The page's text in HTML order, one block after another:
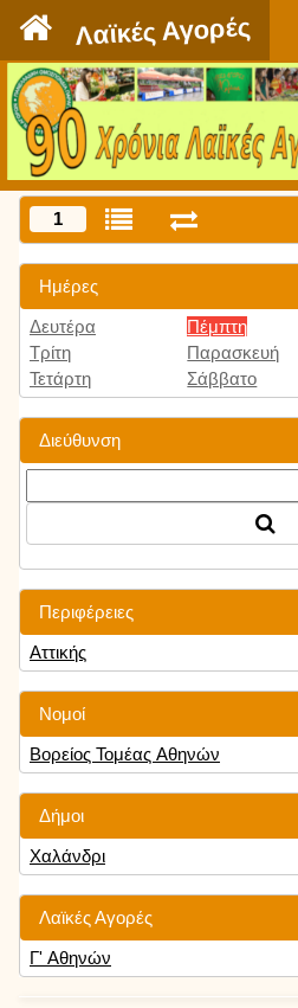
Λαϊκές Αγορές
1
Ημέρες
Δευτέρα
Τρίτη
Τετάρτη
Πέμπτη
Παρασκευή
Σάββατο
Διεύθυνση
Περιφέρειες
Αττικής
Νομοί
Βορείος Τομέας Αθηνών
Δήμοι
Χαλάνδρι
Λαϊκές Αγορές
Γ' Αθηνών